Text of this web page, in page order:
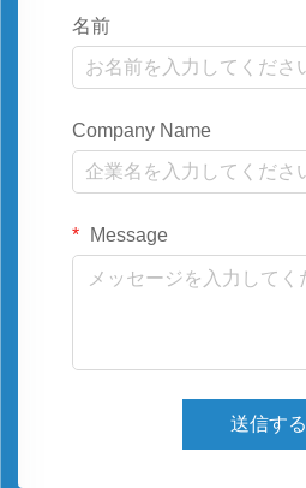
名前
Company Name
Message
送信する